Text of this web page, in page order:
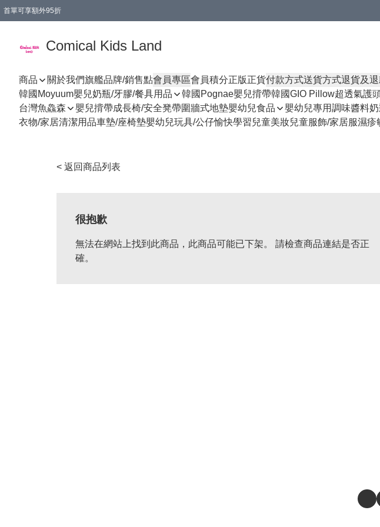
首單可享額外95折
Comical Kids Land
商品 關於我們旗艦品牌/銷售點會員專區會員積分正版正貨付款方式送貨方式退貨及
韓國Moyuum嬰兒奶瓶/牙膠/餐具用品
韓國Pognae嬰兒揹帶韓國GIO Pillow超透氣護
台灣魚鱻森
嬰兒揹帶成長椅/安全凳帶圍牆式地墊嬰幼兒食品 嬰幼兒專用調味醬料
衣物/家居清潔用品車墊/座椅墊嬰幼兒玩具/公仔愉快學習兒童美妝兒童服飾/家居服濕疹
< 返回商品列表
很抱歉
無法在網站上找到此商品，此商品可能已下架。 請檢查商品連結是否正
確。